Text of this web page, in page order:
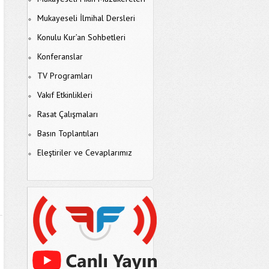
Mukayeseli İlmihal Dersleri
Konulu Kur’an Sohbetleri
Konferanslar
TV Programları
Vakıf Etkinlikleri
Rasat Çalışmaları
Basın Toplantıları
Eleştiriler ve Cevaplarımız